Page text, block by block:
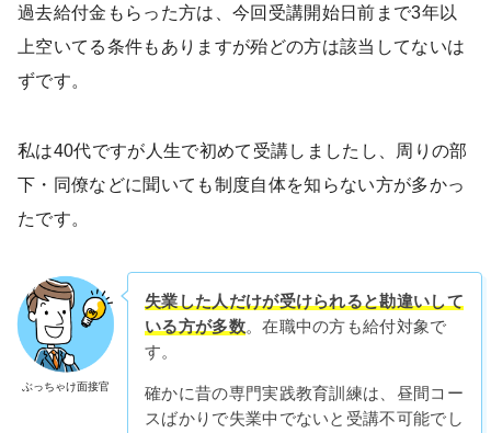
過去給付金もらった方は、今回受講開始日前まで3年以
上空いてる条件もありますが殆どの方は該当してないは
ずです。
私は40代ですが人生で初めて受講しましたし、周りの部
下・同僚などに聞いても制度自体を知らない方が多かっ
たです。
ぶっちゃけ面接官
失業した人だけが受けられると勘違いして
いる方が多数。在職中の方も給付対象で
す。
確かに昔の専門実践教育訓練は、昼間コー
スばかりで失業中でないと受講不可能でし